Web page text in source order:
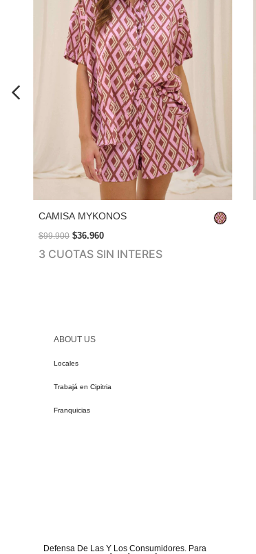
CAMISA MYKONOS
$99.900 $36.960
3 CUOTAS SIN INTERES
ABOUT US
Locales
Trabajá en Cipitria
Franquicias
Defensa De Las Y Los Consumidores. Para